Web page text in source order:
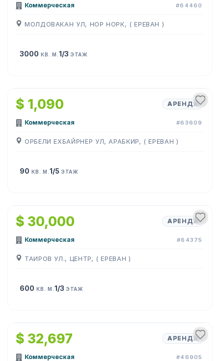
Коммерческая #64460
МОЛДОВАКАН УЛ, НОР НОРК, ( ЕРЕВАН )
3000 КВ. М. 1/3 ЭТАЖ
$ 1,090 АРЕНДА
Коммерческая #63609
ОРБЕЛИ ЕХБАЙРНЕР УЛ, АРАБКИР, ( ЕРЕВАН )
90 КВ. М. 1/5 ЭТАЖ
$ 30,000 АРЕНДА
Коммерческая #64375
ТАИРОВ УЛ., ЦЕНТР, ( ЕРЕВАН )
600 КВ. М. 1/3 ЭТАЖ
$ 32,697 АРЕНДА
Коммерческая #46905